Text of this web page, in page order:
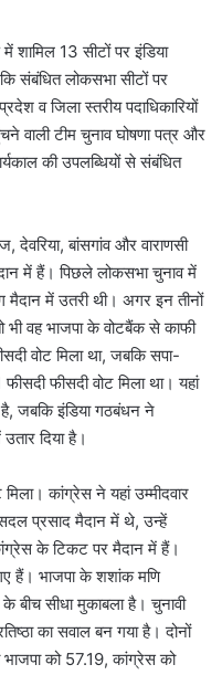
13 सीटों पर इंडिया
संबंधित लोकसभा सीटों पर
व जिला स्तरीय पदाधिकारियों
वाली टीम चुनाव घोषणा पत्र और
की उपलब्धियों से संबंधित
बांसगांव और वाराणसी
में हैं। पिछले लोकसभा चुनाव में
में उतरी थी। अगर इन तीनों
भी वह भाजपा के वोटबैंक से काफी
वोट मिला था, जबकि सपा-
फीसदी वोट मिला था। यहां
जबकि इंडिया गठबंधन ने
दिया है।
कांग्रेस ने यहां उम्मीदवार
प्रसाद मैदान में थे, उन्हें
के टिकट पर मैदान में हैं।
हैं। भाजपा के शशांक मणि
बीच सीधा मुकाबला है। चुनावी
का सवाल बन गया है। दोनों
को 57.19, कांग्रेस को